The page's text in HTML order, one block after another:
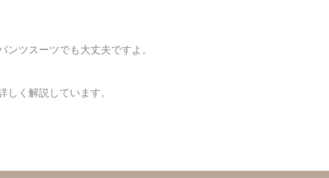
ツスーツでも大丈夫ですよ。
く解説しています。